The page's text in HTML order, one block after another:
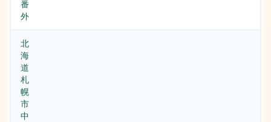
番
外
北
海
道
札
幌
市
中